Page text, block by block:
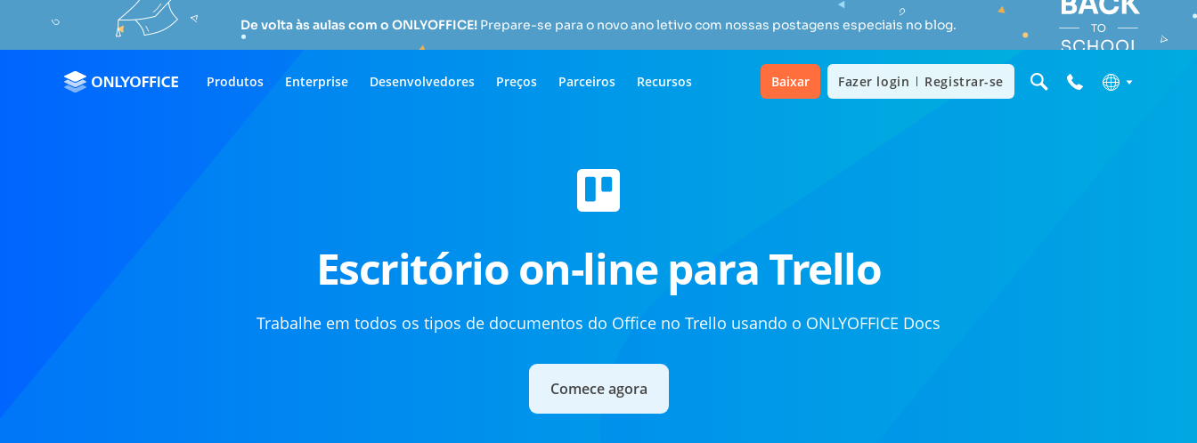
De volta às aulas com o ONLYOFFICE! Prepare-se para o novo ano letivo com nossas postagens especiais no blog.
Produtos Enterprise Desenvolvedores Preços Parceiros Recursos Baixar Fazer login Registrar-se
Escritório on-line para Trello
Trabalhe em todos os tipos de documentos do Office no Trello usando o ONLYOFFICE Docs
Comece agora